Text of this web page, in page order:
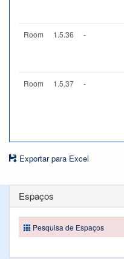
Room 1.5.36 -
Room 1.5.37 -
Exportar para Excel
Espaços
Pesquisa de Espaços